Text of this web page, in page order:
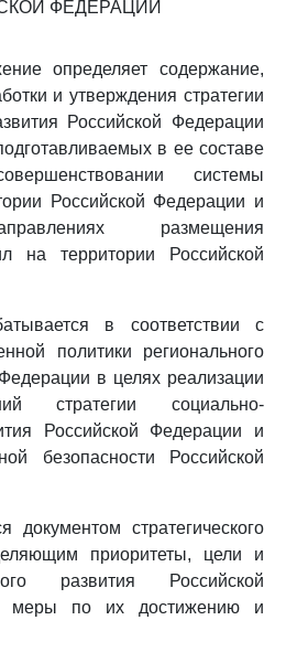
ФЕДЕРАЦИИ
определяет содержание,
и утверждения стратегии
Российской Федерации
в ее составе
системы
Российской Федерации и
размещения
на территории Российской
в соответствии с
политики регионального
в целях реализации
стратегии социально-
Российской Федерации и
безопасности Российской
документом стратегического
приоритеты, цели и
развития Российской
меры по их достижению и